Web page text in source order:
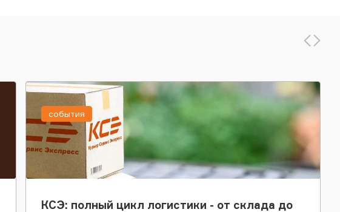
КСЭ: полный цикл логистики - от склада до
события